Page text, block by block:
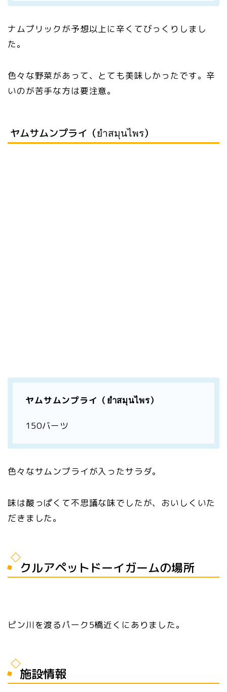
ナムプリックが予想以上に辛くてびっくりしまし
た。
色々な野菜があって、とても美味しかったです。辛
いのが苦手な方は要注意。
ヤムサムンプライ（ยำสมุนไพร）
ヤムサムンプライ（ยำสมุนไพร）
150バーツ
色々なサムンプライが入ったサラダ。
味は酸っぱくて不思議な味でしたが、おいしくいた
だきました。
クルアペットドーイガームの場所
ピン川を渡るパーク5橋近くにありました。
施設情報